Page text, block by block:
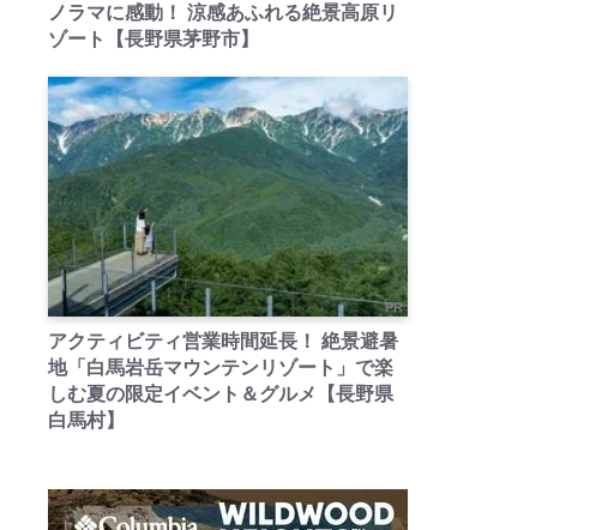
ノラマに感動！ 涼感あふれる絶景高原リ
ゾート【長野県茅野市】
PR
アクティビティ営業時間延長！ 絶景避暑
地「白馬岩岳マウンテンリゾート」で楽
しむ夏の限定イベント＆グルメ【長野県
白馬村】